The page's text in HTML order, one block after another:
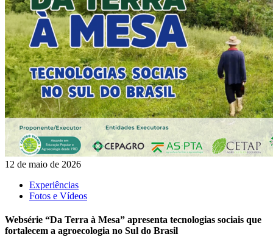
12 de maio de 2026
Experiências
Fotos e Vídeos
Websérie “Da Terra à Mesa” apresenta tecnologias sociais que
fortalecem a agroecologia no Sul do Brasil